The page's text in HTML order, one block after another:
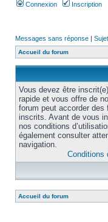
Connexion Inscription
Messages sans réponse |
Accueil du forum
Vous devez être
rapide et vous offre de
forum peut accorder
inscrits. Avant de vous
nos conditions
également consulter
navigation.
Conditions
Accueil du forum